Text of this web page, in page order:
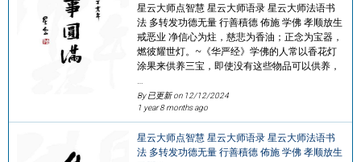
星云大师点智慧 星云大师语录 星云大师法语书
法 多转发功德无量 行善積德 佈施 学佛 孝顺放生
戒恶业 净信心为炷，慈悲为香油；正念为宝器，
燃彼耀世灯。~《华严经》学佛的人常以香花灯
涂果来供养三宝，即使没有这些物品可以供养，
By 已更新 on 12/12/2024
1 year 8 months ago
星云大师点智慧 星云大师语录 星云大师法语书
法 多转发功德无量 行善積德 佈施 学佛 孝顺放生